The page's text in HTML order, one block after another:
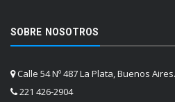
SOBRE NOSOTROS
Calle 54 Nº 487 La Plata, Buenos Aires.
221 426-2904